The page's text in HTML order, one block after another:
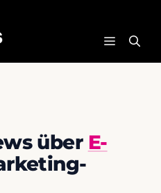
MENÜ
über E-